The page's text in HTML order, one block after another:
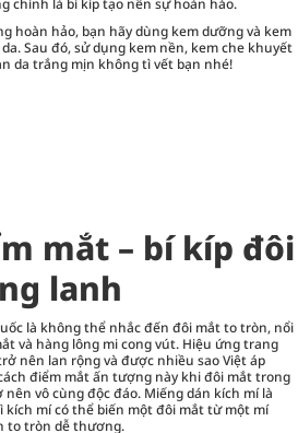
chính là bí kíp tạo nên sự hoàn hảo.
hoàn hảo, bạn hãy dùng kem dưỡng và kem
Sau đó, sử dụng kem nền, kem che khuyết
da trắng mịn không tì vết bạn nhé!
mắt – bí kíp đôi
lanh
là không thể nhắc đến đôi mắt to tròn, nổi
và hàng lông mi cong vút. Hiệu ứng trang
nên lan rộng và được nhiều sao Việt áp
điểm mắt ấn tượng này khi đôi mắt trong
vô cùng độc đáo. Miếng dán kích mí là
mí có thể biến một đôi mắt từ một mí
to tròn dễ thương.